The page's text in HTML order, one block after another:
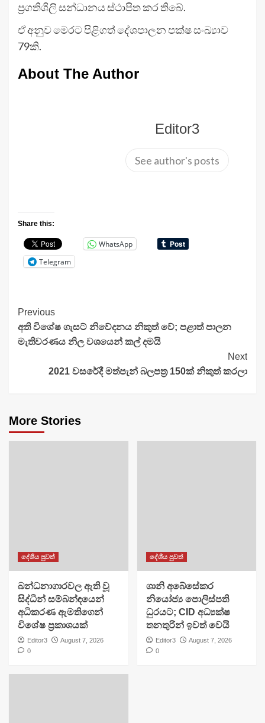
ප්‍රගතිශිලි සන්ධානය ස්ථාපිත කර තිබේ.
ඒ අනුව මෙරට පිළිගත් දේශපාලන පක්ෂ සංඛ්‍යාව
79කි.
About The Author
Editor3
See author's posts
Share this:
WhatsApp
Telegram
Continue
Reading
Previous
අති විශේෂ ගැසට් නිවේදනය නිකුත් වේ; පළාත් පාලන
මැතිවරණය නිල වශයෙන් කල් දමයි
Next
2021 වසරේදී මත්පැන් බලපත්‍ර 150ක් නිකුත් කරලා
More Stories
දේශීය පුවත්
බන්ධනාගාරවල ඇති වූ
සිද්ධීන් සම්බන්ඳයෙන්
අධිකරණ ඇමතිගෙන්
විශේෂ ප්‍රකාශයක්
Editor3
August 7, 2026
0
දේශීය පුවත්
ශානි අබේසේකර
නියෝජ්‍ය පොලිස්පති
ධුරයට; CID අධ්‍යක්ෂ
තනතුරින් ඉවත් වෙයි
Editor3
August 7, 2026
0